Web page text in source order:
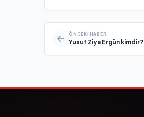
ÖNCEKI HABER
Yusuf Ziya Ergün kimdir?